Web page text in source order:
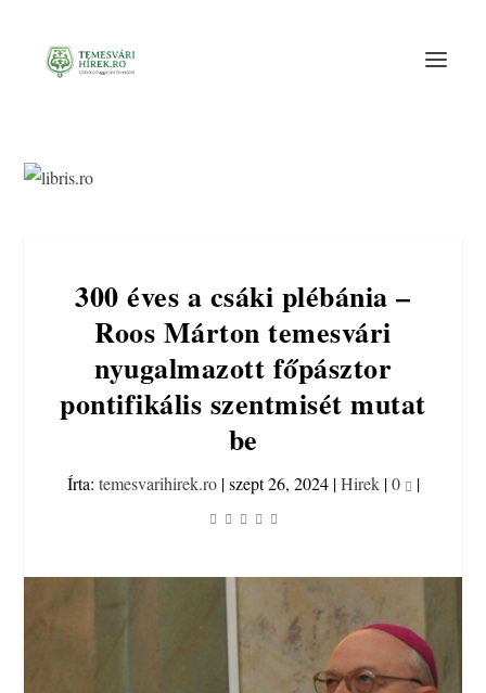
300 éves a csáki plébánia –
Roos Márton temesvári
nyugalmazott főpásztor
pontifikális szentmisét mutat
be
Írta: temesvarihirek.ro|szept 26, 2024|Hirek|0 |